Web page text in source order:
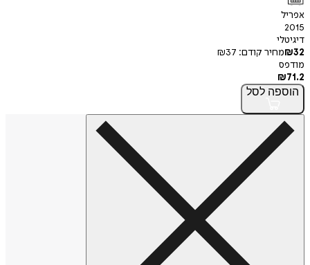
אפריל
2015
דיגיטלי
₪32 מחיר קודם: ₪37
מודפס
₪71.2
הוספה לסל